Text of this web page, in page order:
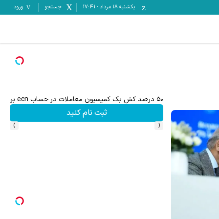
یکشنبه ۱۸ مرداد -
17:41 جستجو ورود
۵۰ درصد کش بک کمیسیون معاملات در حساب ecn بروکر اینوسلو
ثبت نام کنید
‹
›